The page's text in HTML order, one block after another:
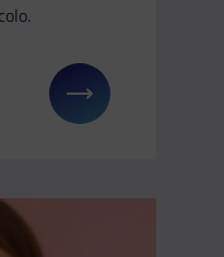
2024
maggiori dettagli su: Il